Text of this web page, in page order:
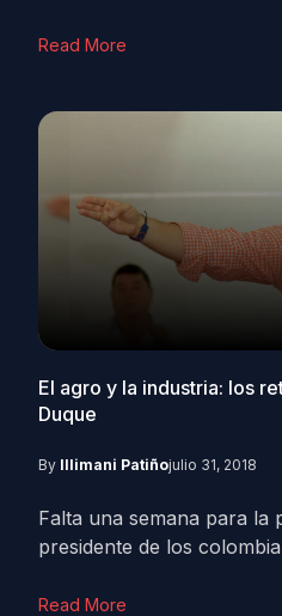
Read More
El agro y la industria: los
Duque
By Illimani Patiñojulio 31, 2018
Falta una semana para la
presidente de los
Read More